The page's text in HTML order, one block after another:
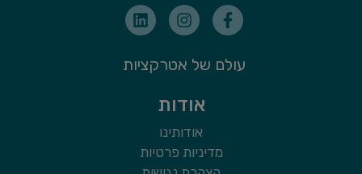
עולם של אטרקציות
אודות
אודותינו
מדיניות פרטיות